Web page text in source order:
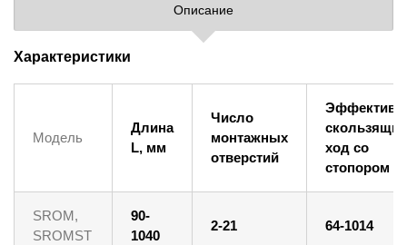
Описание
Характеристики
Модель
Длина
L, мм
Число
монтажных
отверстий
скользящий
ход со
стопором 1
SROM,
SROMST
90-
1040
2-21 64-1014